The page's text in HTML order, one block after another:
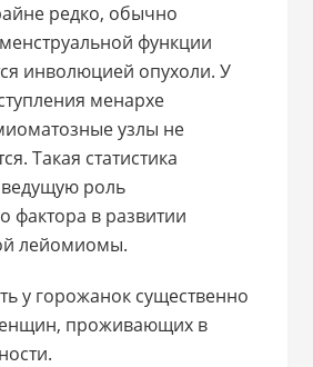
редко, обычно
функции
инволюцией опухоли. У
менархе
узлы не
Такая статистика
роль
фактора в развитии
лейомиомы.
у горожанок существенно
проживающих в